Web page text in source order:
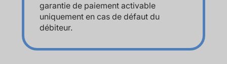
garantie de paiement activable
uniquement en cas de défaut du
débiteur.